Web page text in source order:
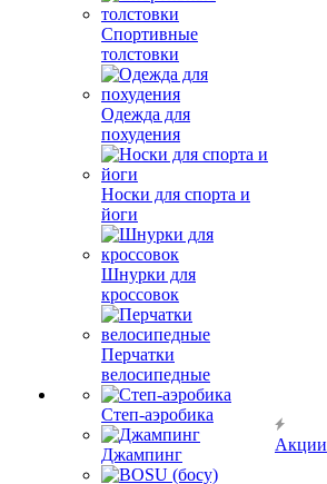
Спортивные
толстовки
Одежда для
похудения
Носки для спорта и
йоги
Шнурки для
кроссовок
Перчатки
велосипедные
Степ-аэробика
Джампинг
Акции